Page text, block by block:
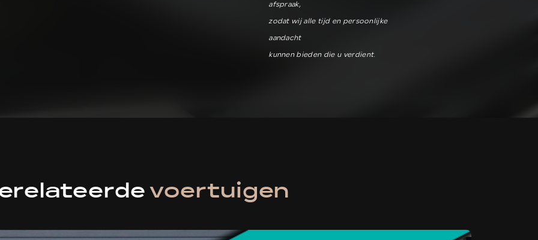
afspraak,
zodat wij alle tijd en persoonlijke
aandacht
kunnen bieden die u verdient.
voertuigen